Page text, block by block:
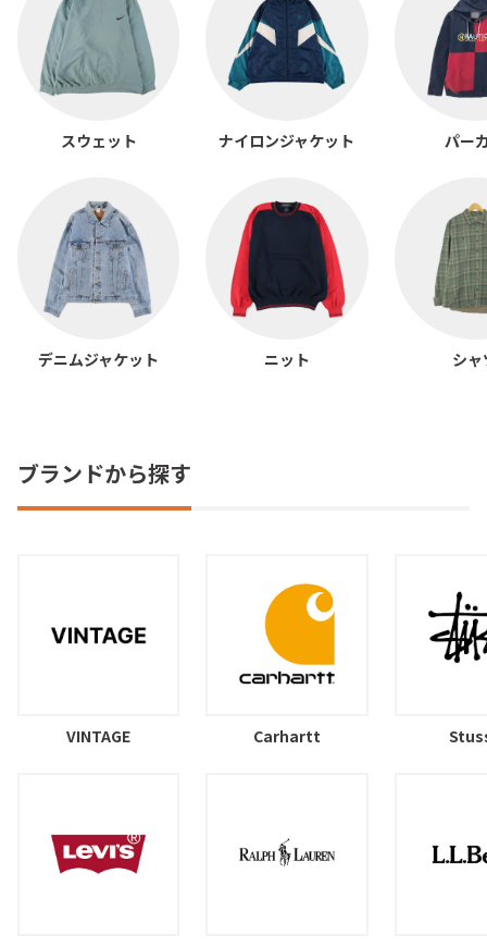
スウェット ナイロンジャケット パー
デニムジャケット ニット シャ
ブランドから探す
VINTAGE Carhartt